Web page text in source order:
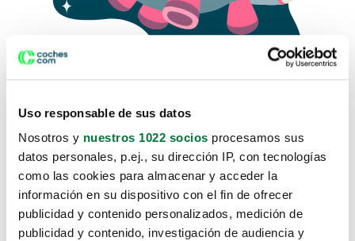
Uso responsable de sus datos
Nosotros y nuestros 1022 socios procesamos sus
datos personales, p.ej., su dirección IP, con tecnologías
como las cookies para almacenar y acceder la
información en su dispositivo con el fin de ofrecer
publicidad y contenido personalizados, medición de
publicidad y contenido, investigación de audiencia y
Lo sentimos, no sabemos como
te hemos traido hasta aquí.